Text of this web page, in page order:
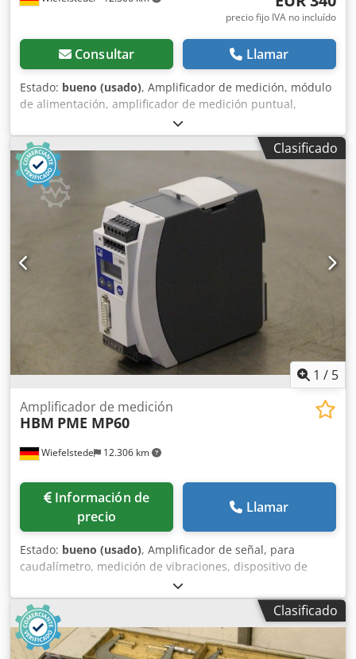
precio fijo IVA no incluído
Consultar Llamar
Estado: bueno (usado), Amplificador de medición, módulo
de alimentación, amplificador de medición puntual,
estabilizador, eliminador estático, Static Eliminator Chjdpfx
Ajyhbr Non Eja - Fabricante: Keyence, Static Eliminator
Stabionisator - Tipo: SJ-M300 - Dimensiones: 130/70/H35
mm - Peso: 0,1 kg
Clasificado
1 / 5
Wiefelstede 12.306 km
Amplificador de medición
HBM PME MP60
Información de
precio
Llamar
Estado: bueno (usado), Amplificador de señal, para
caudalímetro, medición de vibraciones, dispositivo de
visualización, medición de vibraciones, monitor. -
Fabricante: HBM, amplificador de señal industrial -Tipo:
PME MP60 -Cantidad: 2 amplificadores de señal
disponibles -Precio: por unidad Cedpfx Ansf H Hyio Ejha -
Dimensiones: 160/60/A145 mm -Peso: 0,9 kg
Clasificado